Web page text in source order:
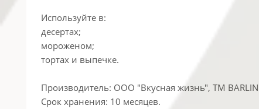
Используйте в:
десертах;
мороженом;
тортах и выпечке.
Производитель: ООО "Вкусная жизнь", ТМ
Срок хранения: 10 месяцев.